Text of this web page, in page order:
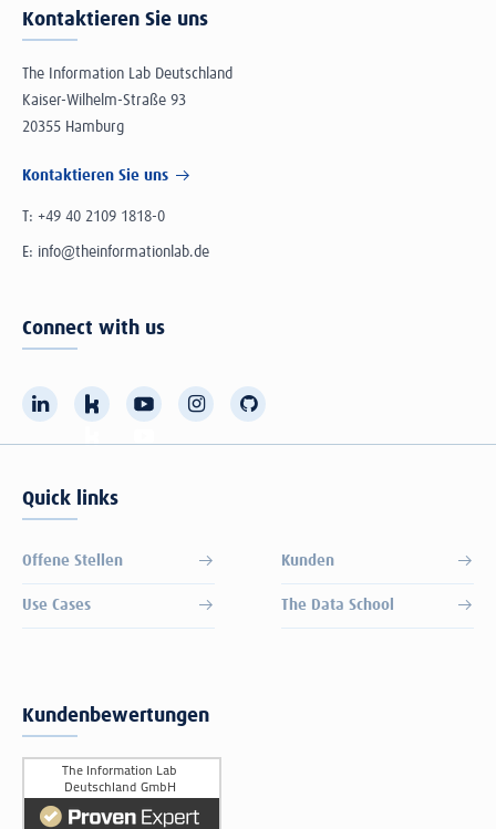
Kontaktieren Sie uns
The Information Lab Deutschland
Kaiser-Wilhelm-Straße 93
20355 Hamburg
Kontaktieren Sie uns
T: +49 40 2109 1818-0
E: info@theinformationlab.de
Connect with us
Quick links
Offene Stellen Kunden
Use Cases The Data School
Kundenbewertungen